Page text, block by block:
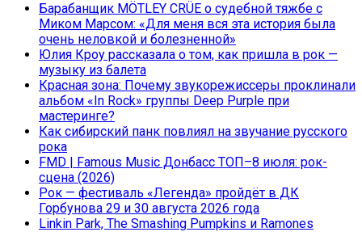
Барабанщик MÖTLEY CRÜE о судебной тяжбе с
Миком Марсом: «Для меня вся эта история была
очень неловкой и болезненной»
Юлия Кроу рассказала о том, как пришла в рок —
музыку из балета
Красная зона: Почему звукорежиссеры проклинали
альбом «In Rock» группы Deep Purple при
мастеринге?
Как сибирский панк повлиял на звучание русского
рока
FMD | Famous Music Донбасс ТОП–8 июля: рок-
сцена (2026)
Рок — фестиваль «Легенда» пройдёт в ДК
Горбунова 29 и 30 августа 2026 года
Linkin Park, The Smashing Pumpkins и Ramones